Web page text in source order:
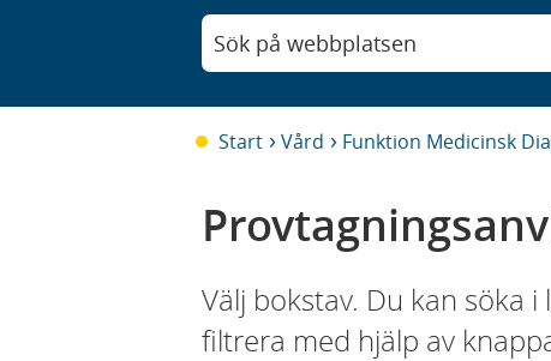
Sök på webbplatsen
Start Vård Funktion Medicinsk
Välj bokstav. Du kan söka
filtrera med hjälp av